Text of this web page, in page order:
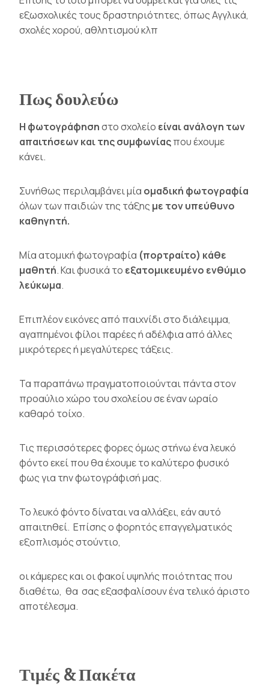
εξωσχολικές τους δραστηριότητες, όπως Αγγλικά,
σχολές χορού, αθλητισμού κλπ
Πως δουλεύω
Η φωτογράφησηστο σχολείο είναι ανάλογη των
απαιτήσεων και της συμφωνίαςπου έχουμε
κάνει.
Συνήθως περιλαμβάνει μία ομαδική φωτογραφία
όλων των παιδιών της τάξης με τον υπεύθυνο
καθηγητή.
Μία ατομική φωτογραφία (πορτραίτο) κάθε
μαθητή. Και φυσικά το εξατομικευμένο ενθύμιο
λεύκωμα.
Επιπλέον εικόνες από παιχνίδι στο διάλειμμα,
αγαπημένοι φίλοι παρέες ή αδέλφια από άλλες
μικρότερες ή μεγαλύτερες τάξεις.
Τα παραπάνω πραγματοποιούνται πάντα στον
προαύλιο χώρο του σχολείου σε έναν ωραίο
καθαρό τοίχο.
Τις περισσότερες φορες όμως στήνω ένα λευκό
φόντο εκεί που θα έχουμε το καλύτερο φυσικό
φως για την φωτογράφισή μας.
Το λευκό φόντο δίναται να αλλάξει, εάν αυτό
απαιτηθεί. Επίσης ο φορητός επαγγελματικός
εξοπλισμός στούντιο,
οι κάμερες και οι φακοί υψηλής ποιότητας που
διαθέτω, θα σας εξασφαλίσουν ένα τελικό άριστο
αποτέλεσμα.
Τιμές & Πακέτα